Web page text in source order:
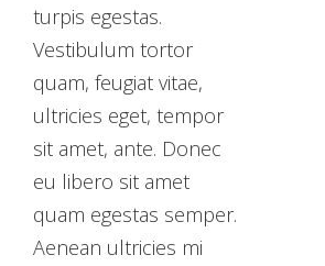
turpis egestas.
Vestibulum tortor
quam, feugiat vitae,
ultricies eget, tempor
sit amet, ante. Donec
eu libero sit amet
quam egestas semper.
Aenean ultricies mi